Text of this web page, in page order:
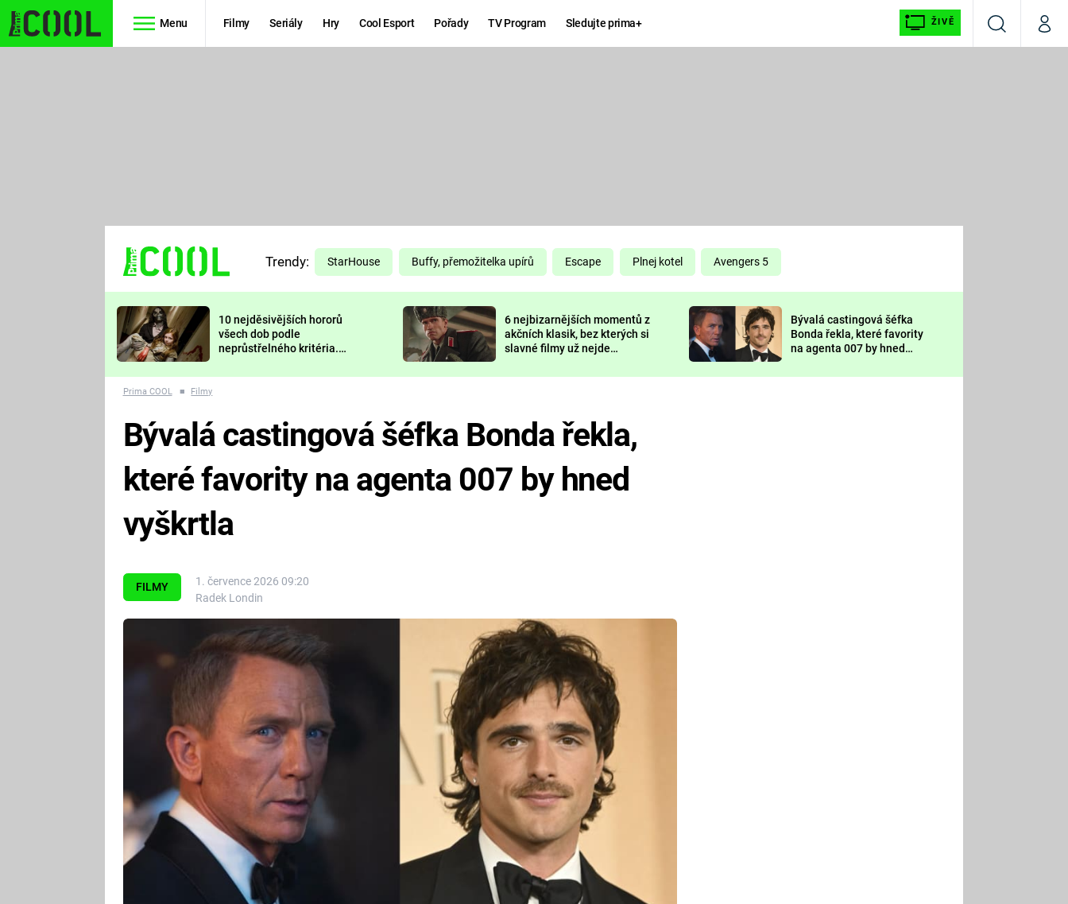
Menu Filmy Seriály Hry Cool Esport Pořady TV Program Sledujte prima+ ŽIVĚ
VyhledáváníMůj
TŘESKU
FUTURAMA
PREDÁTOR
DELIVERANCE
KOMEDIE
CHUCK
NORRIS
DEADPOOL
Prima LAJK
Sledujte nás
Trendy: StarHouse Buffy, přemožitelka upírů Escape Plnej kotel Avengers 5
10 nejděsivějších hororů
všech dob podle
neprůstřelného kritéria.
nejvíc zvednou tep?
6 nejbizarnějších momentů z
akčních klasik, bez kterých si
slavné filmy už nejde
Bývalá castingová šéfka
Bonda řekla, které favority
na agenta 007 by hned
Prima COOL ■ Filmy
FILMY
1. července 2026 09:20
Radek Londin
Bývalá castingová šéfka Bonda řekla,
které favority na agenta 007 by hned
vyškrtla